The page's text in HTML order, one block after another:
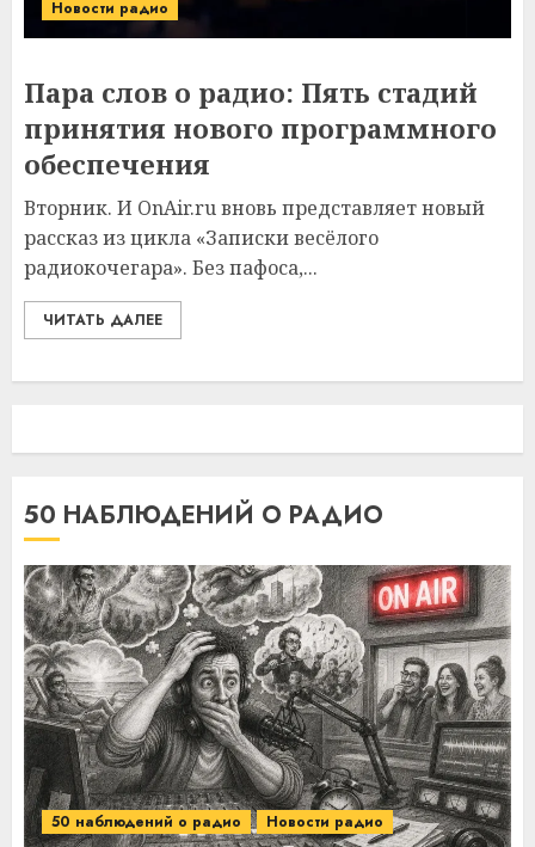
Новости радио
Пара слов о радио: Пять стадий
принятия нового программного
обеспечения
Вторник. И OnAir.ru вновь представляет новый
рассказ из цикла «Записки весёлого
радиокочегара». Без пафоса,...
ЧИТАТЬ ДАЛЕЕ
50 НАБЛЮДЕНИЙ О РАДИО
50 наблюдений о радио Новости радио